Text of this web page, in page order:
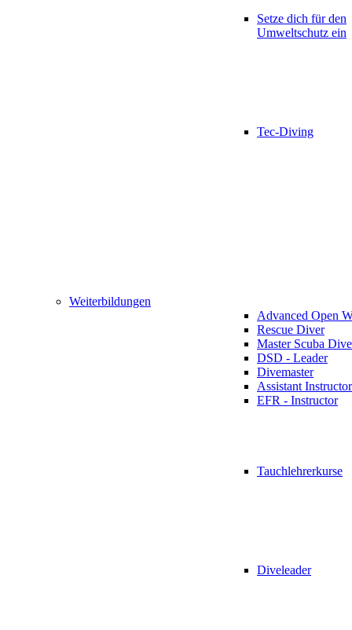
Setze dich für den
Umweltschutz ein
Tec-Diving
Weiterbildungen
Advanced Open
Rescue Diver
Master Scuba
DSD - Leader
Divemaster
Assistant Instructor
EFR - Instructor
Tauchlehrerkurse
Diveleader